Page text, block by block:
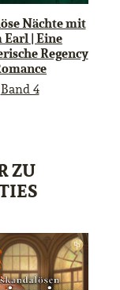
Nächte mit
Earl | Eine
Regency
Band 4
ZU